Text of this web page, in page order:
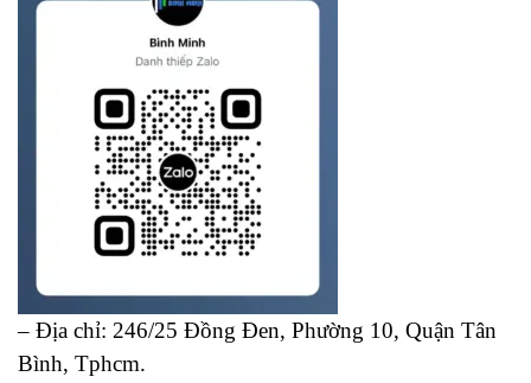
– Địa chỉ: 246/25 Đồng Đen, Phường 10, Quận Tân
Bình, Tphcm.